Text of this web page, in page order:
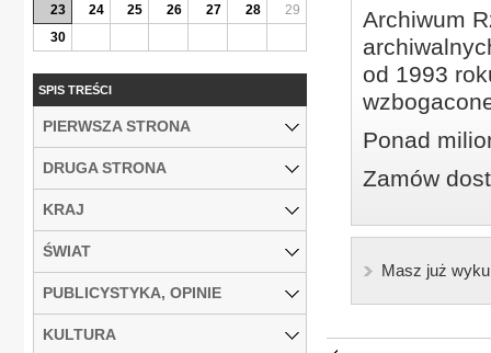
Archiwum
od 1993
Ponad
Zamów
Masz już
23
24 25 26 27 28
29
30
SPIS TREŚCI
PIERWSZA STRONA
DRUGA STRONA
KRAJ
ŚWIAT
PUBLICYSTYKA, OPINIE
KULTURA